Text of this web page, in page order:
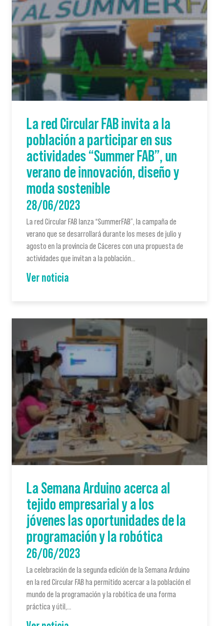
La red Circular FAB invita a la
población a participar en sus
actividades “Summer FAB”, un
verano de innovación, diseño y
moda sostenible
28/06/2023
La red Circular FAB lanza “SummerFAB”, la campaña de
verano que se desarrollará durante los meses de julio y
agosto en la provincia de Cáceres con una propuesta de
actividades que invitan a la población…
Ver noticia
La Semana Arduino acerca al
tejido empresarial y a los
jóvenes las oportunidades de la
programación y la robótica
26/06/2023
La celebración de la segunda edición de la Semana Arduino
en la red Circular FAB ha permitido acercar a la población el
mundo de la programación y la robótica de una forma
práctica y útil,…